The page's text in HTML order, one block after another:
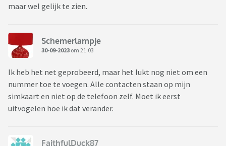
maar wel gelijk te zien.
Schemerlampje
30-09-2023 om 21:03
Ik heb het net geprobeerd, maar het lukt nog niet om een
nummer toe te voegen. Alle contacten staan op mijn
simkaart en niet op de telefoon zelf. Moet ik eerst
uitvogelen hoe ik dat verander.
FaithfulDuck87